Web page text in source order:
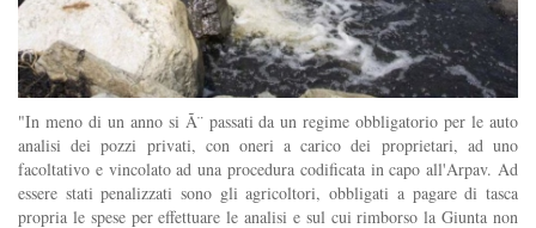
"In meno di un anno si Ã¨ passati da un regime obbligatorio per le auto
analisi dei pozzi privati, con oneri a carico dei proprietari, ad uno
facoltativo e vincolato ad una procedura codificata in capo all'Arpav. Ad
essere stati penalizzati sono gli agricoltori, obbligati a pagare di tasca
propria le spese per effettuare le analisi e sul cui rimborso la Giunta non